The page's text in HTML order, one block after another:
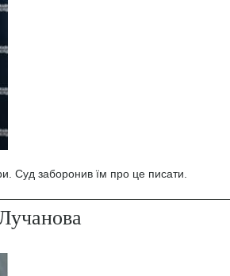
Суд заборонив їм про це писати.